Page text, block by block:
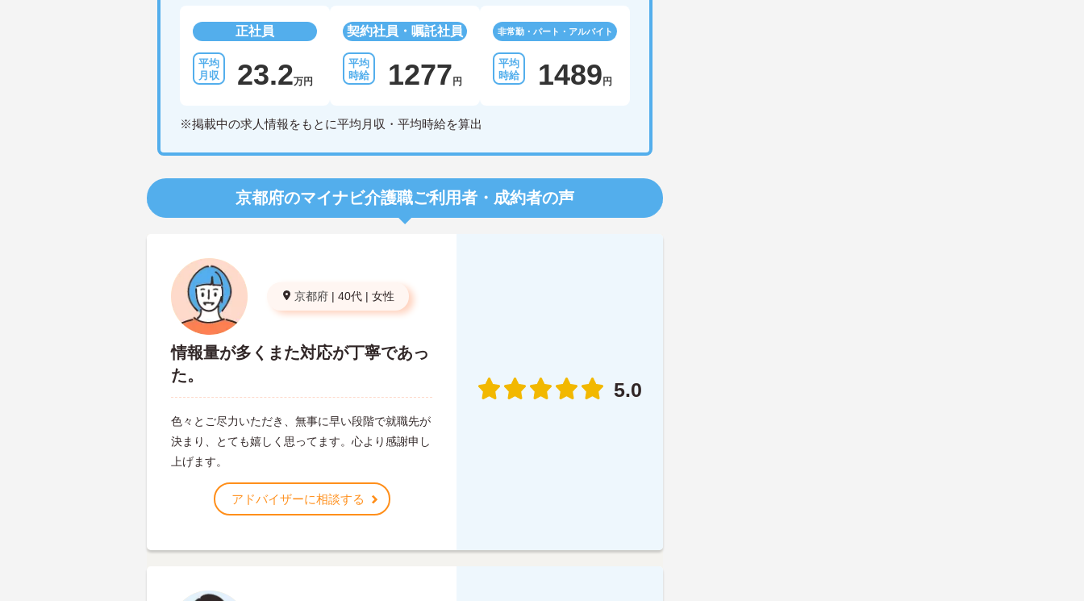
正社員
23.2万円
契約社員・嘱託社員
1277 円
非常勤・パート・アルバイト
1489 円
※掲載中の求人情報をもとに平均月収・平均時給を算出
京都府のマイナビ介護職ご利用者・成約者の声
京都府 | 40代 | 女性
情報量が多くまた対応が丁寧であっ
た。
色々とご尽力いただき、無事に早い段階で就職先が
決まり、とても嬉しく思ってます。心より感謝申し
上げます。
アドバイザーに相談する
5.0